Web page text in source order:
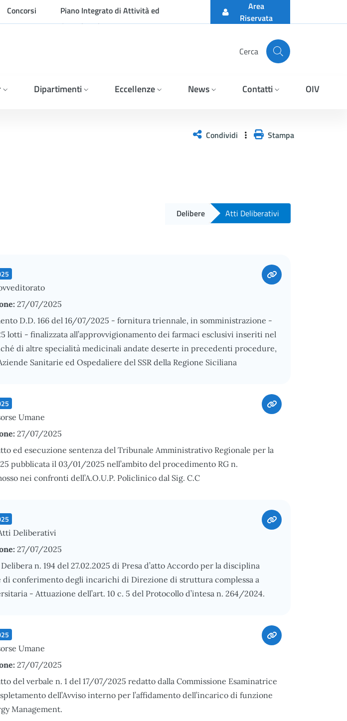
Concorsi
Piano Integrato di Attività ed
Organizzazione
Area
Riservata
Cerca
Dipartimenti Eccellenze News Contatti OIV
Condividi Stampa
Delibere Atti Deliberativi
27/07/2025
D.D. 166 del 16/07/2025 - fornitura triennale, in somministrazione -
lotti - finalizzata all’approvvigionamento dei farmaci esclusivi inseriti nel
di altre specialità medicinali andate deserte in precedenti procedure,
Sanitarie ed Ospedaliere del SSR della Regione Siciliana
Umane
27/07/2025
ed esecuzione sentenza del Tribunale Amministrativo Regionale per la
pubblicata il 03/01/2025 nell’ambito del procedimento RG n.
nei confronti dell’A.O.U.P. Policlinico dal Sig. C.C
Deliberativi
27/07/2025
n. 194 del 27.02.2025 di Presa d’atto Accordo per la disciplina
di conferimento degli incarichi di Direzione di struttura complessa a
- Attuazione dell’art. 10 c. 5 del Protocollo d’intesa n. 264/2024.
Umane
27/07/2025
del verbale n. 1 del 17/07/2025 redatto dalla Commissione Esaminatrice
dell’Avviso interno per l’affidamento dell’incarico di funzione
Management.